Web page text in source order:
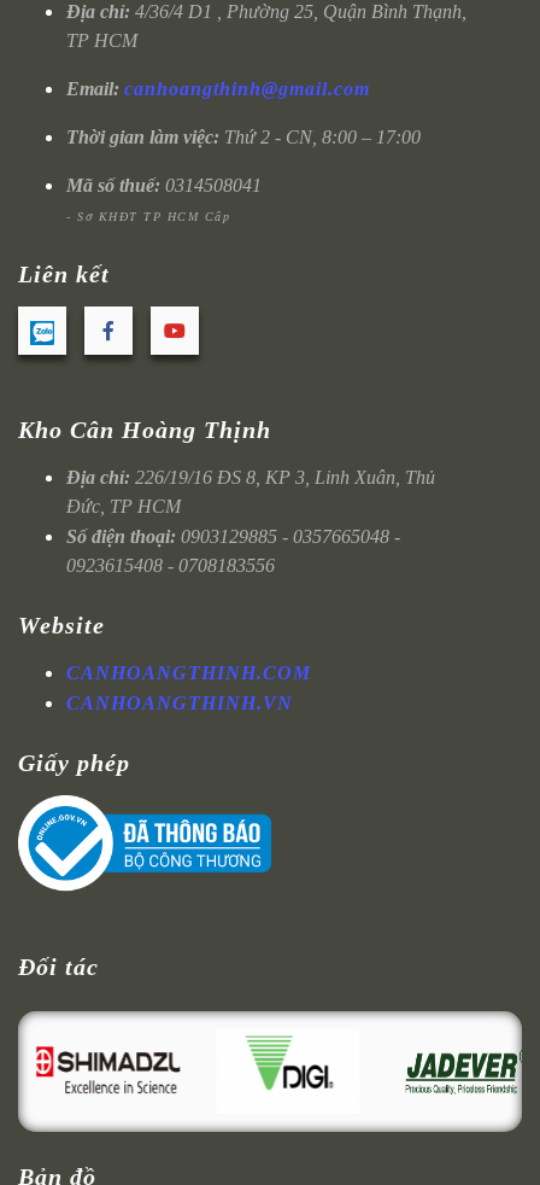
Địa chỉ: 4/36/4 D1 , Phường 25, Quận Bình Thạnh,
TP HCM
Email: canhoangthinh@gmail.com
Thời gian làm việc: Thứ 2 - CN, 8:00 – 17:00
Mã số thuế: 0314508041
- Sở KHĐT TP HCM Cấp
Liên kết
Kho Cân Hoàng Thịnh
Địa chỉ: 226/19/16 ĐS 8, KP 3, Linh Xuân, Thủ
Đức, TP HCM
Số điện thoại: 0903129885 - 0357665048 -
0923615408 - 0708183556
Website
CANHOANGTHINH.COM
CANHOANGTHINH.VN
Giấy phép
Đối tác
Bản đồ